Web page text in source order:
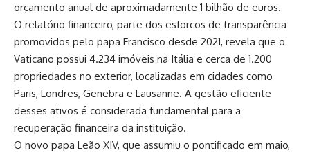
orçamento anual de aproximadamente 1 bilhão de euros.
O relatório financeiro, parte dos esforços de transparência
promovidos pelo papa Francisco desde 2021, revela que o
Vaticano possui 4.234 imóveis na Itália e cerca de 1.200
propriedades no exterior, localizadas em cidades como
Paris, Londres, Genebra e Lausanne. A gestão eficiente
desses ativos é considerada fundamental para a
recuperação financeira da instituição.
O novo papa Leão XIV, que assumiu o pontificado em maio,